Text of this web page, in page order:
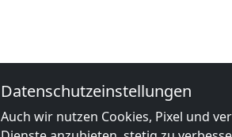
Datenschutzeinstellungen
Auch wir nutzen Cookies, Pixel und